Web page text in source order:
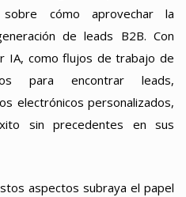
sobre cómo aprovechar la
de leads B2B. Con
IA, como flujos de trabajo de
para encontrar leads,
electrónicos personalizados,
sin precedentes en sus
aspectos subraya el papel